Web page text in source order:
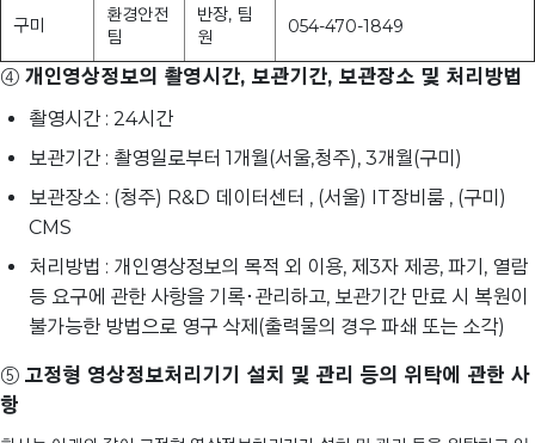
구미
환경안전
팀
반장, 팀
원
054-470-1849
④ 개인영상정보의 촬영시간, 보관기간, 보관장소 및 처리방법
촬영시간 : 24시간
보관기간 : 촬영일로부터 1개월(서울,청주), 3개월(구미)
보관장소 : (청주) R&D 데이터센터 , (서울) IT장비룸 , (구미)
CMS
처리방법 : 개인영상정보의 목적 외 이용, 제3자 제공, 파기, 열람
등 요구에 관한 사항을 기록･관리하고, 보관기간 만료 시 복원이
불가능한 방법으로 영구 삭제(출력물의 경우 파쇄 또는 소각)
⑤ 고정형 영상정보처리기기 설치 및 관리 등의 위탁에 관한 사
항